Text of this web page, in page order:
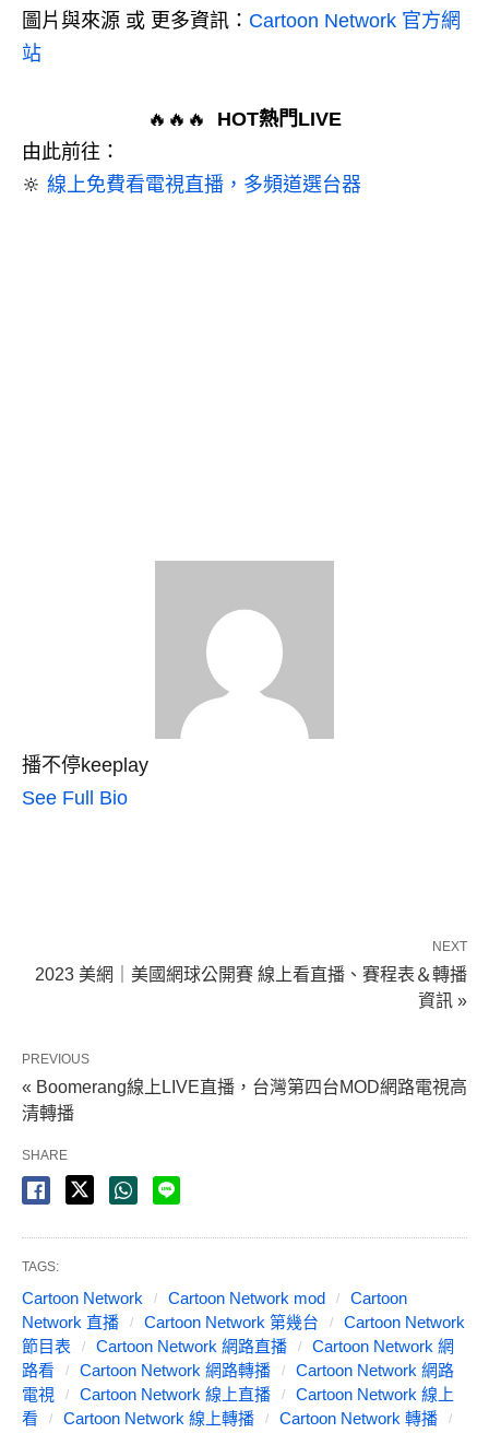
圖片與來源 或 更多資訊： Cartoon Network 官方網
站
🔥🔥🔥
HOT熱門LIVE
由此前往：
🔆 線上免費看電視直播，多頻道選台器
播不停keeplay
See Full Bio
NEXT
2023 美網｜美國網球公開賽 線上看直播、賽程表＆轉播
資訊 »
PREVIOUS
« Boomerang線上LIVE直播，台灣第四台MOD網路電視高
清轉播
SHARE
TAGS:
Cartoon Network Cartoon Network mod
Cartoon
Network 直播
Cartoon Network 第幾台
Cartoon Network
節目表
Cartoon Network 網路直播
Cartoon Network 網
路看
Cartoon Network 網路轉播
Cartoon Network 網路
電視
Cartoon Network 線上直播
Cartoon Network 線上
看
Cartoon Network 線上轉播 Cartoon Network 轉播